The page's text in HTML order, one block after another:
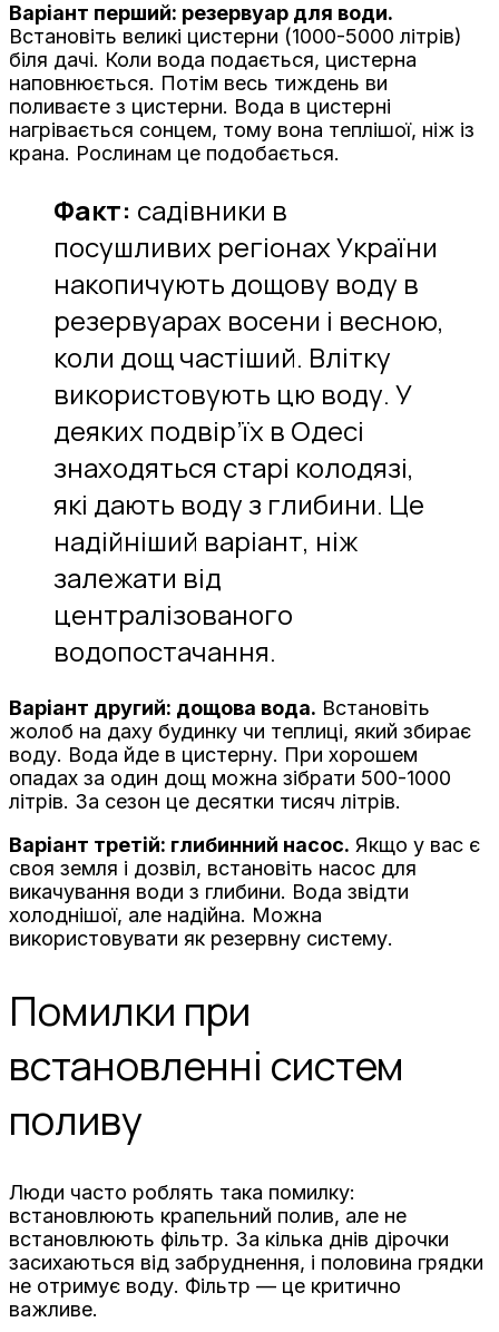
Варіант перший: резервуар для води.
Встановіть великі цистерни (1000-5000 літрів)
біля дачі. Коли вода подається, цистерна
наповнюється. Потім весь тиждень ви
поливаєте з цистерни. Вода в цистерні
нагрівається сонцем, тому вона теплішої, ніж із
крана. Рослинам це подобається.
Факт: садівники в
посушливих регіонах України
накопичують дощову воду в
резервуарах восени і весною,
коли дощ частіший. Влітку
використовують цю воду. У
деяких подвір’їх в Одесі
знаходяться старі колодязі,
які дають воду з глибини. Це
надійніший варіант, ніж
залежати від
централізованого
водопостачання.
Варіант другий: дощова вода. Встановіть
жолоб на даху будинку чи теплиці, який збирає
воду. Вода йде в цистерну. При хорошем
опадах за один дощ можна зібрати 500-1000
літрів. За сезон це десятки тисяч літрів.
Варіант третій: глибинний насос. Якщо у вас є
своя земля і дозвіл, встановіть насос для
викачування води з глибини. Вода звідти
холоднішої, але надійна. Можна
використовувати як резервну систему.
Помилки при
встановленні систем
поливу
Люди часто роблять така помилку:
встановлюють крапельний полив, але не
встановлюють фільтр. За кілька днів дірочки
засихаються від забруднення, і половина грядки
не отримує воду. Фільтр — це критично
важливе.